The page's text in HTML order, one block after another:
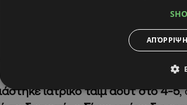
ένταση,
με 11 break points σε
τη βασική γραμμή και
ιατρικό τάιμ άουτ στο 4-5,